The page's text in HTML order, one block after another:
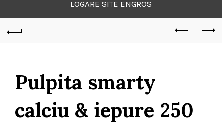
LOGARE SITE ENGROS
Pulpita smarty
calciu & iepure 250